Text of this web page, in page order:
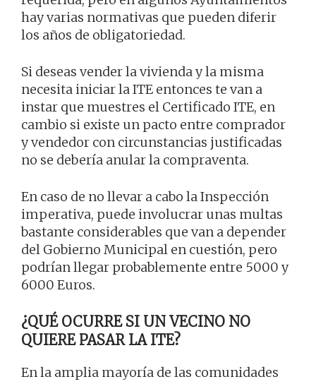
hay varias normativas que pueden diferir
los años de obligatoriedad.
Si deseas vender la vivienda y la misma
necesita iniciar la ITE entonces te van a
instar que muestres el Certificado ITE, en
cambio si existe un pacto entre comprador
y vendedor con circunstancias justificadas
no se debería anular la compraventa.
En caso de no llevar a cabo la Inspección
imperativa, puede involucrar unas multas
bastante considerables que van a depender
del Gobierno Municipal en cuestión, pero
podrían llegar probablemente entre 5000 y
6000 Euros.
¿QUÉ OCURRE SI UN VECINO NO
QUIERE PASAR LA ITE?
En la amplia mayoría de las comunidades